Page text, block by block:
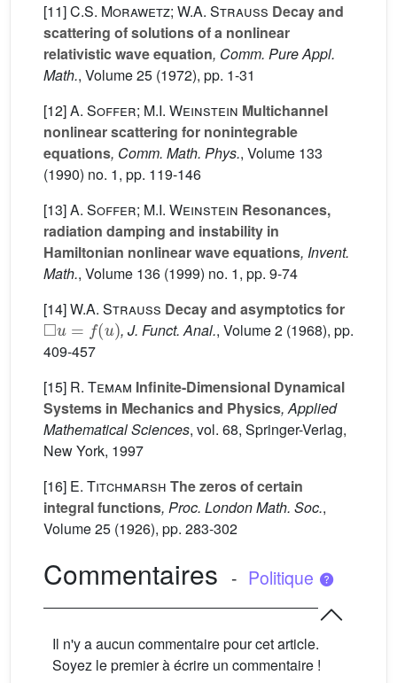
[11]C.S. Morawetz; W.A. Strauss Decay and
scattering of solutions of a nonlinear
relativistic wave equation, Comm. Pure Appl.
Math., Volume 25 (1972), pp. 1-31
[12]A. Soffer; M.I. Weinstein Multichannel
nonlinear scattering for nonintegrable
equations, Comm. Math. Phys., Volume 133
(1990) no. 1, pp. 119-146
[13]A. Soffer; M.I. Weinstein Resonances,
radiation damping and instability in
Hamiltonian nonlinear wave equations, Invent.
Math., Volume 136 (1999) no. 1, pp. 9-74
[14]W.A. Strauss Decay and asymptotics for
□u=f(u)
, J. Funct. Anal., Volume 2(1968), pp.
409-457
[15] R. Temam Infinite-Dimensional Dynamical
Systems in Mechanics and Physics, Applied
Mathematical Sciences, vol. 68, Springer-Verlag,
New York, 1997
[16] E. Titchmarsh The zeros of certain
integral functions, Proc. London Math. Soc.,
Volume 25 (1926), pp. 283-302
Commentaires - Politique
Il n'y a aucun commentaire pour cet article.
Soyez le premier à écrire un commentaire !